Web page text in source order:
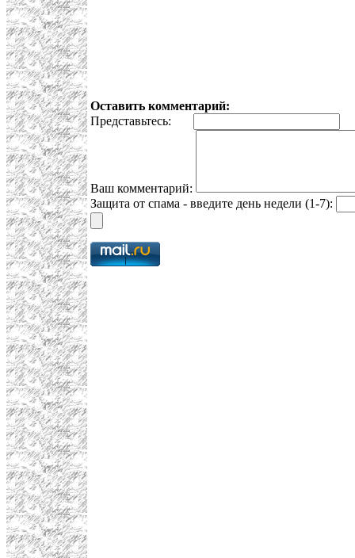
Оставить комментарий:
Представьтесь:
Ваш комментарий:
Защита от спама - введите день недели (1-7):